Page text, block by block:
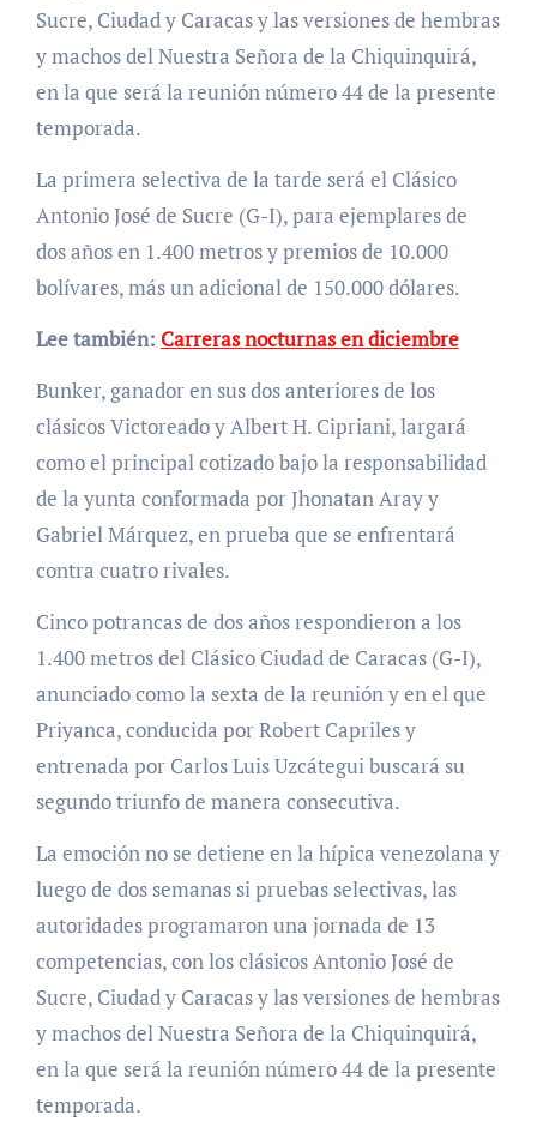
Sucre, Ciudad y Caracas y las versiones de hembras
y machos del Nuestra Señora de la Chiquinquirá,
en la que será la reunión número 44 de la presente
temporada.
La primera selectiva de la tarde será el Clásico
Antonio José de Sucre (G-I), para ejemplares de
dos años en 1.400 metros y premios de 10.000
bolívares, más un adicional de 150.000 dólares.
Lee también: Carreras nocturnas en diciembre
Bunker, ganador en sus dos anteriores de los
clásicos Victoreado y Albert H. Cipriani, largará
como el principal cotizado bajo la responsabilidad
de la yunta conformada por Jhonatan Aray y
Gabriel Márquez, en prueba que se enfrentará
contra cuatro rivales.
Cinco potrancas de dos años respondieron a los
1.400 metros del Clásico Ciudad de Caracas (G-I),
anunciado como la sexta de la reunión y en el que
Priyanca, conducida por Robert Capriles y
entrenada por Carlos Luis Uzcátegui buscará su
segundo triunfo de manera consecutiva.
La emoción no se detiene en la hípica venezolana y
luego de dos semanas si pruebas selectivas, las
autoridades programaron una jornada de 13
competencias, con los clásicos Antonio José de
Sucre, Ciudad y Caracas y las versiones de hembras
y machos del Nuestra Señora de la Chiquinquirá,
en la que será la reunión número 44 de la presente
temporada.